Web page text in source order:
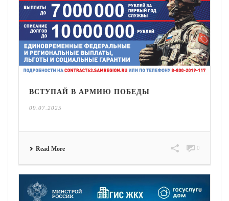
ВСТУПАЙ В АРМИЮ ПОБЕДЫ
09.07.2025
Read More 0